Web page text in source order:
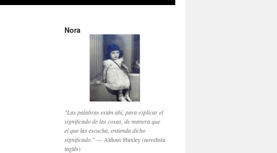
Nora
"Las palabras están ahí, para explicar el
significado de las cosas, de manera que
el que las escucha, entienda dicho
significado."— Aldous Huxley (novelista
inglés)